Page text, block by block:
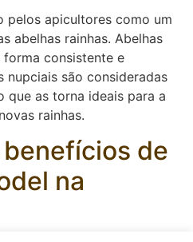
pelos apicultores como um
abelhas rainhas. Abelhas
consistente e
são consideradas
que as torna ideais para a
rainhas.
de
na